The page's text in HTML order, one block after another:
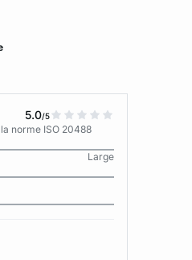
5.0/5
norme ISO 20488
Large